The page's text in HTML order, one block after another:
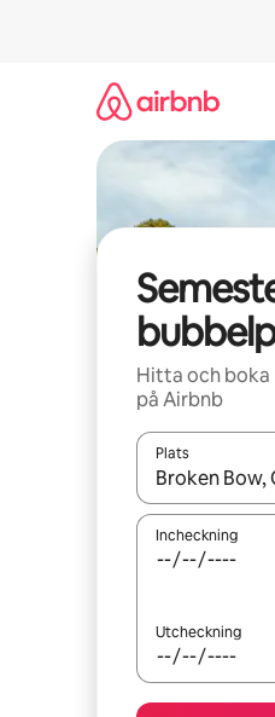
Hitta och boka
på Airbnb
Plats
När resultaten
Incheckning
Utcheckning